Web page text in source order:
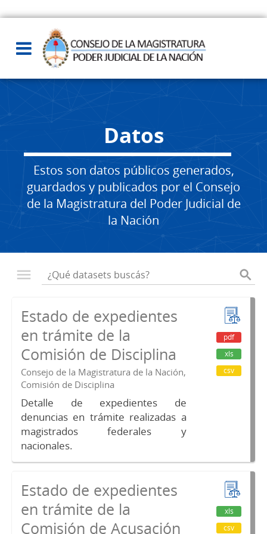
Datos
Estos son datos públicos generados,
guardados y publicados por el Consejo
de la Magistratura del Poder Judicial de
la Nación
Estado de expedientes
en trámite de la
Comisión de Disciplina
Consejo de la Magistratura de la Nación,
Comisión de Disciplina
Detalle de expedientes de
denuncias en trámite realizadas a
magistrados federales y
nacionales.
pdf
xls
csv
Estado de expedientes
en trámite de la
Comisión de Acusación
xls
csv